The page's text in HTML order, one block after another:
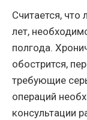
Считается,
лет,
полгода.
обострится,
требующие
операций
консультации